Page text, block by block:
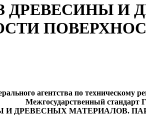
ДРЕВЕСИНЫ
агентства по техническому
Межгосударственный стандарт
И ДРЕВЕСНЫХ МАТЕРИАЛОВ.